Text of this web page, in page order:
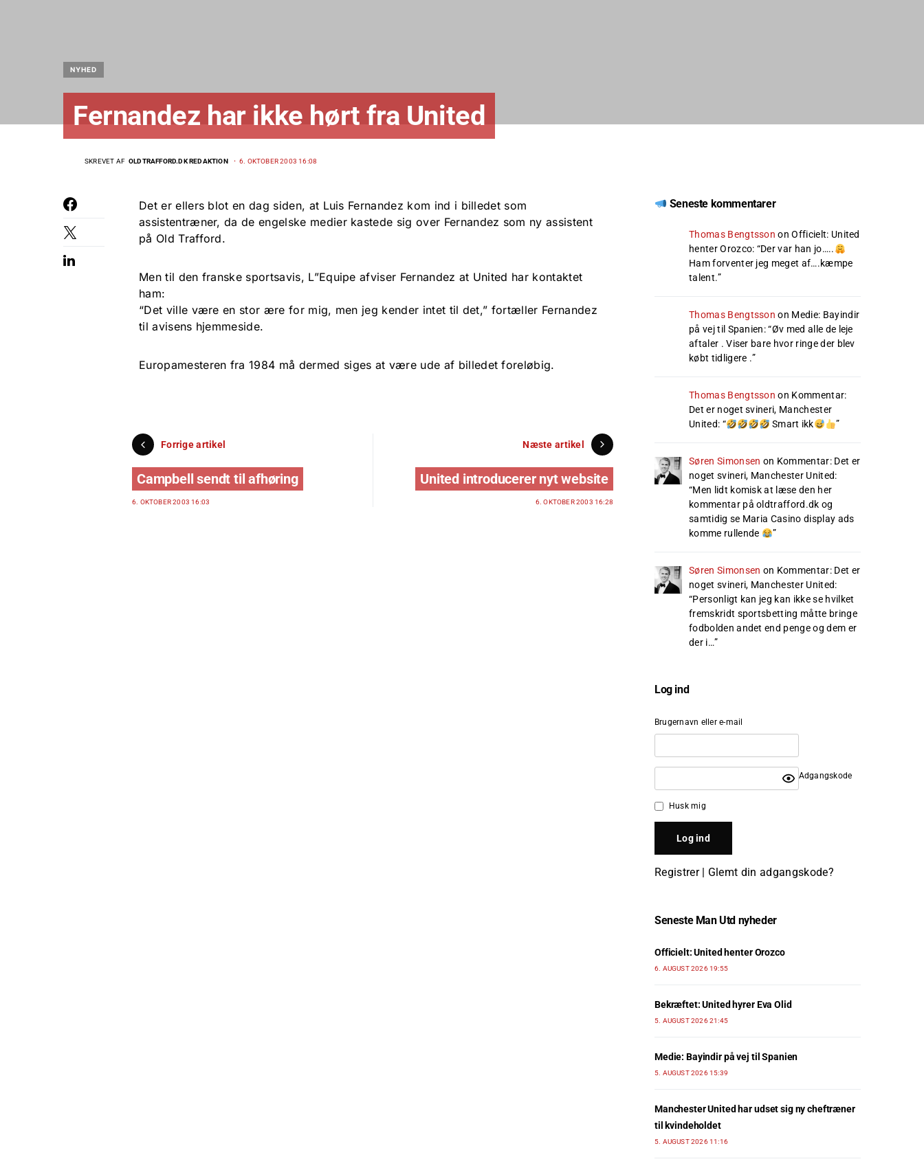
NYHED
Fernandez har ikke hørt fra United
SKREVET AF OLDTRAFFORD.DK REDAKTION 6. OKTOBER 2003 16:08
Det er ellers blot en dag siden, at Luis Fernandez kom ind i billedet som
assistentræner, da de engelske medier kastede sig over Fernandez som ny assistent
på Old Trafford.
Men til den franske sportsavis, L”Equipe afviser Fernandez at United har kontaktet
ham:
“Det ville være en stor ære for mig, men jeg kender intet til det,” fortæller Fernandez
til avisens hjemmeside.
Europamesteren fra 1984 må dermed siges at være ude af billedet foreløbig.
Forrige artikel
Campbell sendt til afhøring
6. OKTOBER 2003 16:03
Næste artikel
United introducerer nyt website
6. OKTOBER 2003 16:28
Seneste kommentarer
Thomas Bengtsson onOfficielt: United
henter Orozco: “Der var han jo…..
Ham forventer jeg meget af….kæmpe
talent.”
Thomas Bengtsson on Medie: Bayindir
på vej til Spanien: “Øv med alle de leje
aftaler . Viser bare hvor ringe der blev
købt tidligere .”
Thomas Bengtsson on Kommentar:
Det er noget svineri, Manchester
United: “ Smart ikk ”
Søren Simonsen on Kommentar: Det er
noget svineri, Manchester United:
“Men lidt komisk at læse den her
kommentar på oldtrafford.dk og
samtidig se Maria Casino display ads
komme rullende
”
Søren Simonsen on Kommentar: Det er
noget svineri, Manchester United:
“Personligt kan jeg kan ikke se hvilket
fremskridt sportsbetting måtte bringe
fodbolden andet end penge og dem er
der i…”
Log ind
Brugernavn eller e-mail
Adgangskode
Husk mig
Registrer| Glemt din adgangskode?
Seneste Man Utd nyheder
Officielt: United henter Orozco
6. AUGUST 2026 19:55
Bekræftet: United hyrer Eva Olid
5. AUGUST 2026 21:45
Medie: Bayindir på vej til Spanien
5. AUGUST 2026 15:39
Manchester United har udset sig ny cheftræner
til kvindeholdet
5. AUGUST 2026 11:16